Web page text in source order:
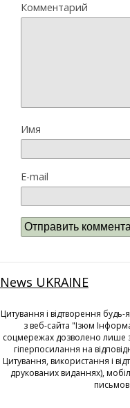
Комментарий
Имя
E-mail
News UKRAINE
Цитування і відтворення будь-
з веб-сайта "Ізюм
соцмережах дозволено лише
гіперпосилання на
Цитування, використання і
друкованих виданнях),